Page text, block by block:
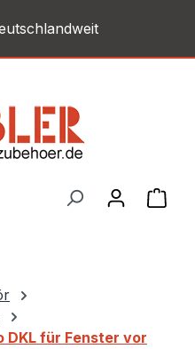
DKL für Fenster vor